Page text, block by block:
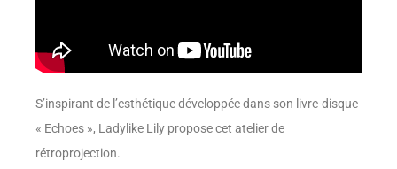
S’inspirant de l’esthétique développée dans son livre-disque
« Echoes », Ladylike Lily propose cet atelier de
rétroprojection.